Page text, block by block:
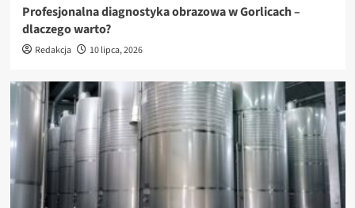
Profesjonalna diagnostyka obrazowa w Gorlicach –
dlaczego warto?
Redakcja 10 lipca, 2026